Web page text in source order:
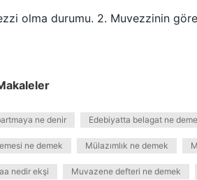
olma durumu. 2. Muvezzinin
ne denir Edebiyatta belagat ne
ne demek Mülazımlık ne demek
nedir ekşi Muvazene defteri ne demek